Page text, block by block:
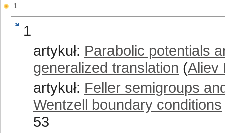
1
1
artykuł: Parabolic potentials
generalized translation (Aliev
artykuł: Feller semigroups
Wentzell boundary conditions
53